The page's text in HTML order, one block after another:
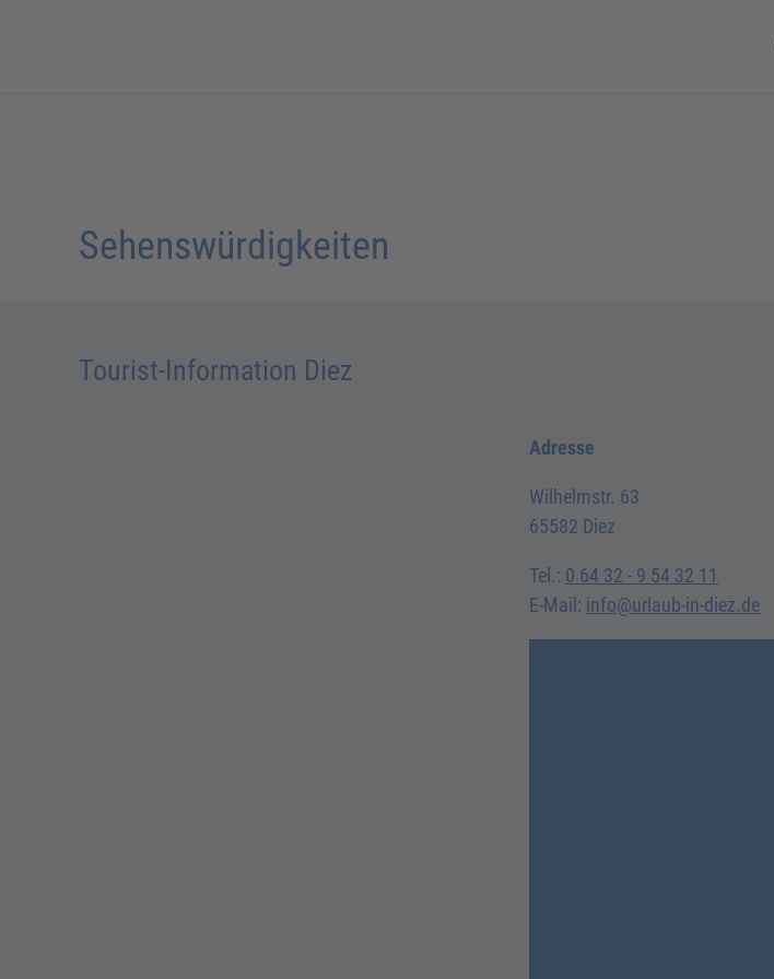
Sehenswürdigkeiten
Tourist-Information Diez
Adresse
Wilhelmstr. 63
65582 Diez
Tel.: 0 64 32 - 9 54 32 11
E-Mail: info@urlaub-in-diez.de